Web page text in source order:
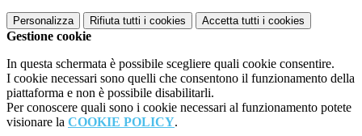
Personalizza Rifiuta tutti i cookies Accetta tutti i cookies
Gestione cookie
In questa schermata è possibile scegliere quali cookie consentire.
I cookie necessari sono quelli che consentono il funzionamento della
piattaforma e non è possibile disabilitarli.
Per conoscere quali sono i cookie necessari al funzionamento potete
visionare la COOKIE POLICY.